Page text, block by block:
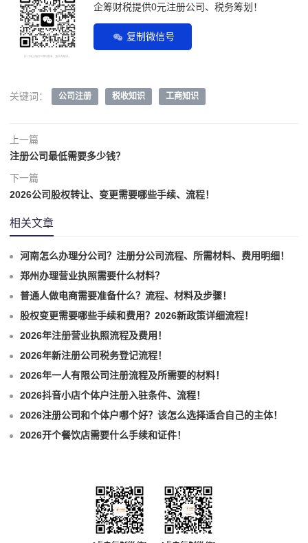
企筹财税提供0元注册公司、税务筹划！
复制微信号
关键词： 公司注册 税收知识 工商知识
上一篇
注册公司最低需要多少钱？
下一篇
2026公司股权转让、变更需要哪些手续、流程！
相关文章
河南怎么办理分公司？注册分公司流程、所需材料、费用明细！
郑州办理营业执照需要什么材料？
普通人做电商需要准备什么？流程、材料及步骤！
股权变更需要哪些手续和费用？2026新政策详细流程！
2026年注册营业执照流程及费用！
2026年新注册公司税务登记流程！
2026年一人有限公司注册流程及所需要的材料！
2026抖音小店个体户注册入驻条件、流程！
2026注册公司和个体户哪个好？该怎么选择适合自己的主体！
2026开个餐饮店需要什么手续和证件！